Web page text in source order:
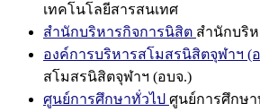
เทคโนโลยีสารสนเทศ
สำนักบริหารกิจการนิสิต สำนักบริ
องค์การบริหารสโมสรนิสิตจุฬาฯ (
สโมสรนิสิตจุฬาฯ (อบจ.)
ศูนย์การศึกษาทั่วไป ศูนย์การศึกษา